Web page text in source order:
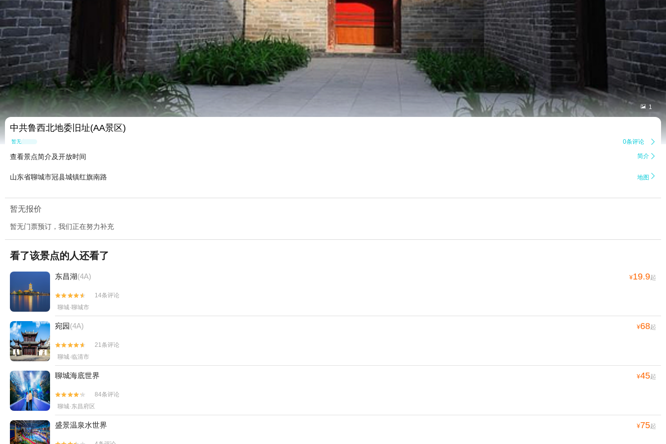
 1
中共鲁西北地委旧址(AA景区)
暂无点评 0条评论 
查看景点简介及开放时间 简介 
山东省聊城市冠县城镇红旗南路 地图 
暂无报价
暂无门票预订，我们正在努力补充
看了该景点的人还看了
东昌湖(4A) ¥19.9起


14条评论
聊城·聊城市
宛园(4A) ¥68起


21条评论
聊城·临清市
聊城海底世界 ¥45起


84条评论
聊城·东昌府区
盛景温泉水世界 ¥75起